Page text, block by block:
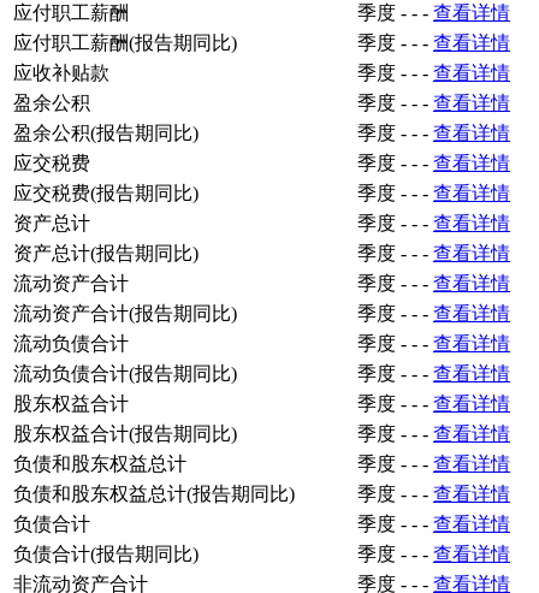
应付职工薪酬
季度 - - - 查看详情
应付职工薪酬(报告期同比)
季度 - - - 查看详情
应收补贴款
季度 - - - 查看详情
盈余公积
季度 - - - 查看详情
盈余公积(报告期同比)
季度 - - - 查看详情
应交税费
季度 - - - 查看详情
应交税费(报告期同比)
季度 - - - 查看详情
资产总计
季度 - - - 查看详情
资产总计(报告期同比)
季度 - - - 查看详情
流动资产合计
季度 - - - 查看详情
流动资产合计(报告期同比)
季度 - - - 查看详情
流动负债合计
季度 - - - 查看详情
流动负债合计(报告期同比)
季度 - - - 查看详情
股东权益合计
季度 - - - 查看详情
股东权益合计(报告期同比)
季度 - - - 查看详情
负债和股东权益总计
季度 - - - 查看详情
负债和股东权益总计(报告期同比)
季度 - - - 查看详情
负债合计
季度 - - - 查看详情
负债合计(报告期同比)
季度 - - - 查看详情
非流动资产合计
季度 - - - 查看详情